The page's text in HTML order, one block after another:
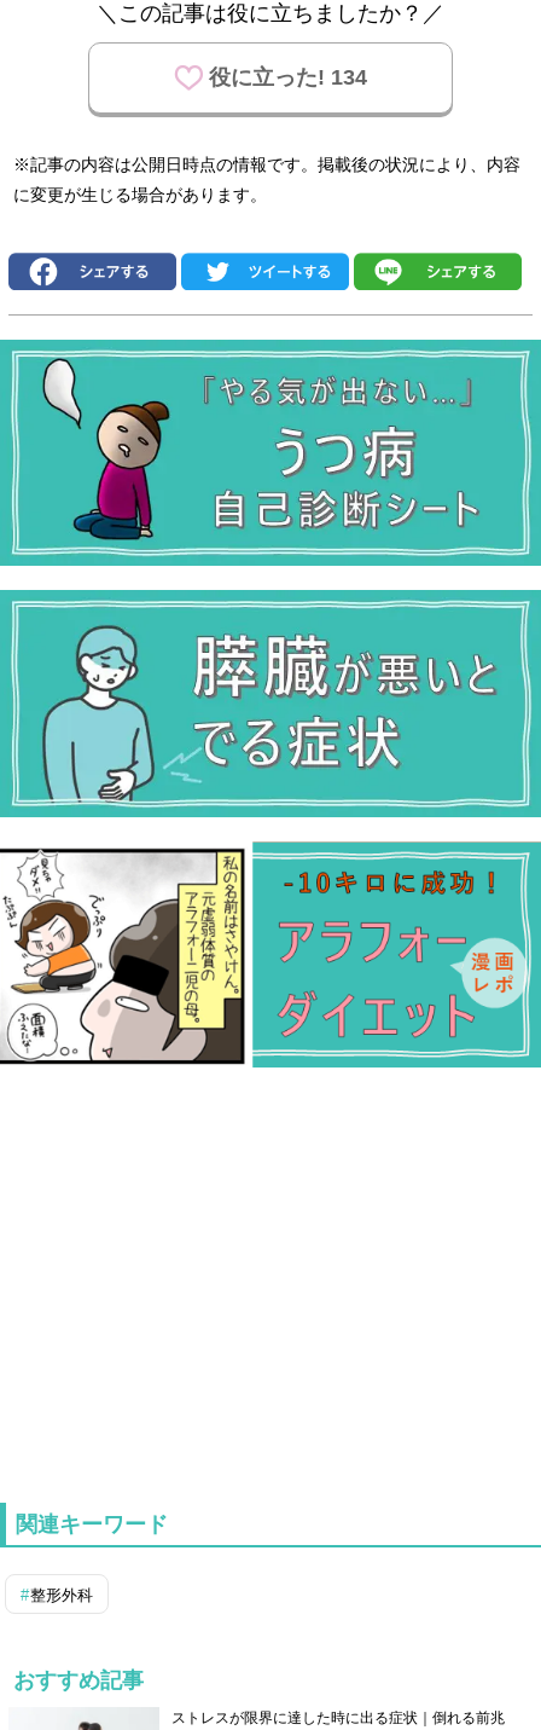
＼この記事は役に立ちましたか？／
役に立った! 134
※記事の内容は公開日時点の情報です。掲載後の状況により、内容
に変更が生じる場合があります。
関連キーワード
整形外科
おすすめ記事
ストレスが限界に達した時に出る症状｜倒れる前兆